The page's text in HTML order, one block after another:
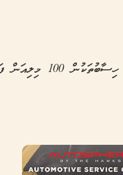
މި ފެއަރ